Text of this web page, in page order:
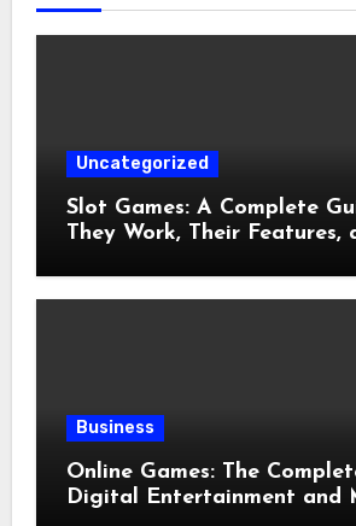
Uncategorized
Slot Games: A Complete
They Work, Their Features,
Business
Online Games: The
Digital Entertainment and